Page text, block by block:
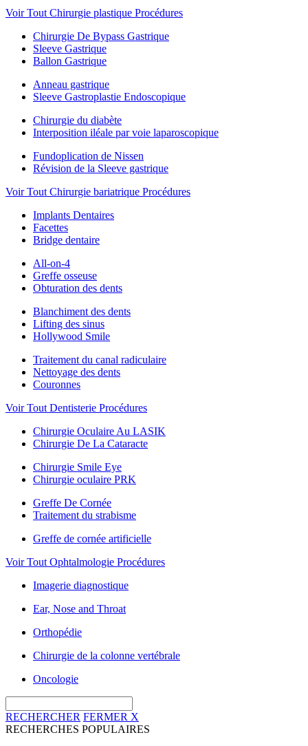
Voir Tout Chirurgie plastique Procédures
Chirurgie De Bypass Gastrique
Sleeve Gastrique
Ballon Gastrique
Anneau gastrique
Sleeve Gastroplastie Endoscopique
Chirurgie du diabète
Interposition iléale par voie laparoscopique
Fundoplication de Nissen
Révision de la Sleeve gastrique
Voir Tout Chirurgie bariatrique Procédures
Implants Dentaires
Facettes
Bridge dentaire
All-on-4
Greffe osseuse
Obturation des dents
Blanchiment des dents
Lifting des sinus
Hollywood Smile
Traitement du canal radiculaire
Nettoyage des dents
Couronnes
Voir Tout Dentisterie Procédures
Chirurgie Oculaire Au LASIK
Chirurgie De La Cataracte
Chirurgie Smile Eye
Chirurgie oculaire PRK
Greffe De Cornée
Traitement du strabisme
Greffe de cornée artificielle
Voir Tout Ophtalmologie Procédures
Imagerie diagnostique
Ear, Nose and Throat
Orthopédie
Chirurgie de la colonne vertébrale
Oncologie
RECHERCHER FERMER X
RECHERCHES POPULAIRES